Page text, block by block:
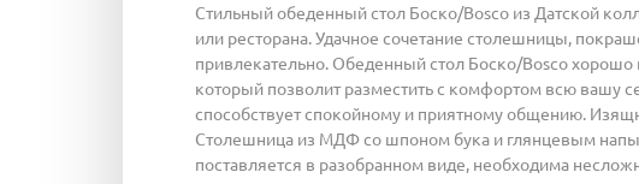
Стильный обеденный стол Боско/Bosco из Датской
или ресторана. Удачное сочетание столешницы,
привлекательно. Обеденный стол Боско/Bosco
который позволит разместить с комфортом всю вашу
способствует спокойному и приятному общению.
Столешница из МДФ со шпоном бука и глянцевым
поставляется в разобранном виде, необходима